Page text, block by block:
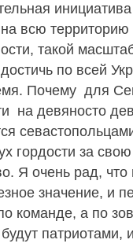
всю территорию
такой
по всей
Почему для
на девяносто
гордости за
Я очень рад, что
значение, и
команде, а по
патриотами,